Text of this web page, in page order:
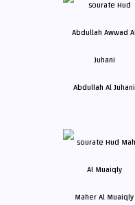
Abdullah Al Juhani
Maher Al Muaiqly